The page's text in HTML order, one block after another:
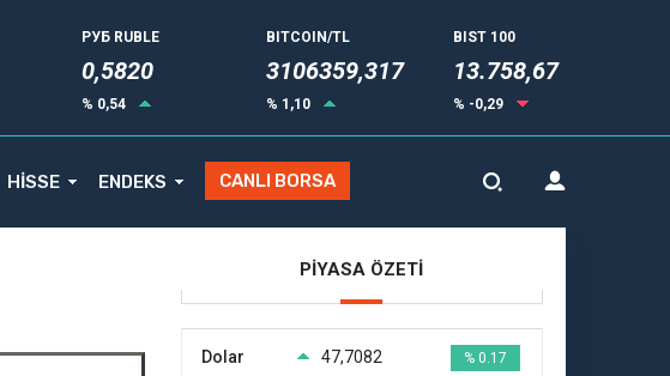
РУБ RUBLE
0,5821
% 0,54
BITCOIN/TL
3106359,317
% 1,10
BIST 100
13.758,67
% -0,29
HİSSE ENDEKS CANLI BORSA
PİYASA ÖZETİ
Dolar 47,7082 % 0.17